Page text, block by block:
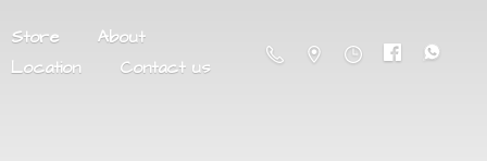
Store
About
Location
Contact us